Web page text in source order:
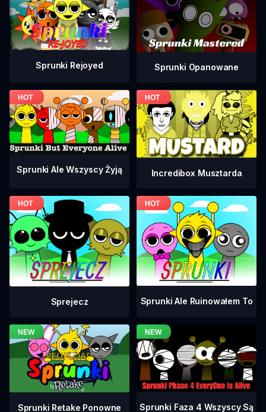
Sprunki Rejoyed Sprunki Opanowane
Sprunki Ale Wszyscy Żyją Incredibox Musztarda
Sprejecz Sprunki Ale Ruinowałem To
Sprunki Retake Ponowne
Sprunki Faza 4 Wszyscy Są